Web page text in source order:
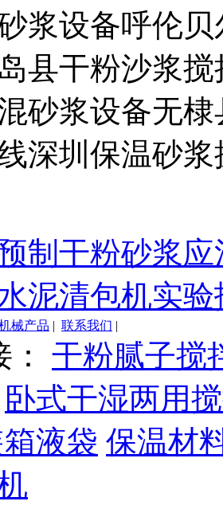
浆设备呼伦
县干粉沙浆
砂浆设备无
深圳保温砂
制干粉砂浆
泥清包机实验
械产品 | 联系我们 |
干粉腻子搅
卧式干湿两用
液袋 保温材